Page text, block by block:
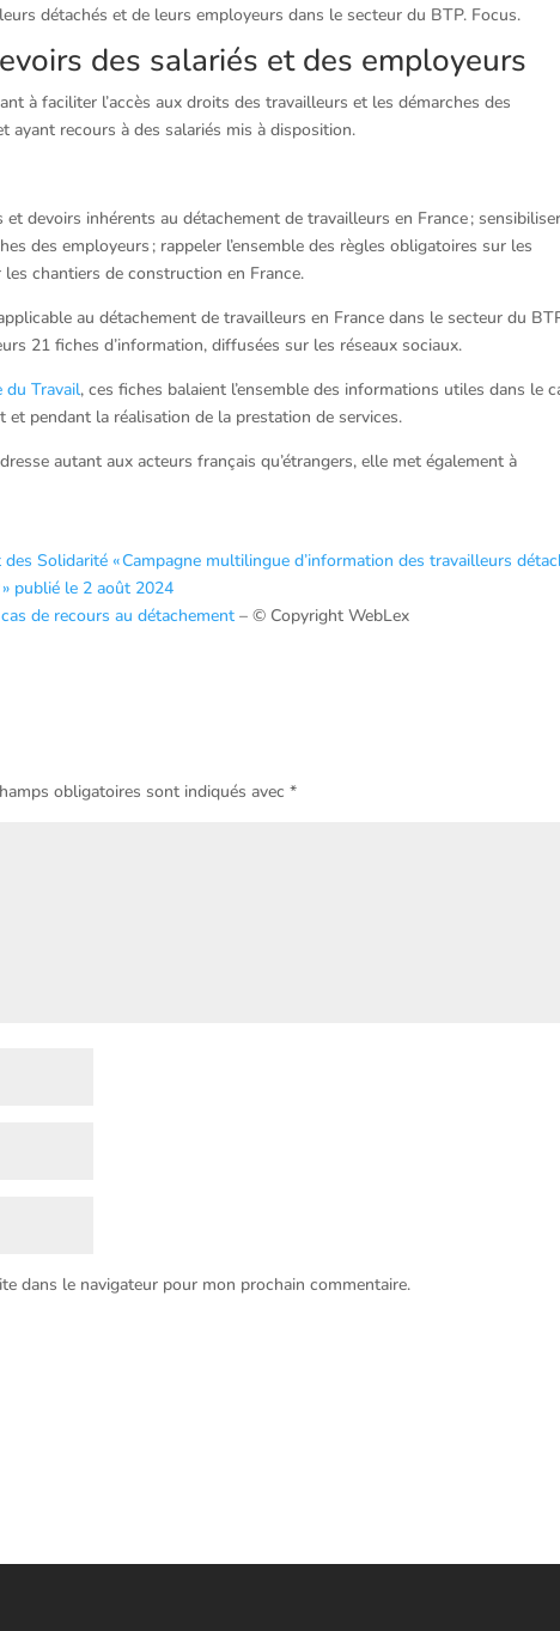
détachés et de leurs employeurs dans le secteur du BTP. Focus.
des salariés et des employeurs
à faciliter l’accès aux droits des travailleurs et les démarches des
recours à des salariés mis à disposition.
devoirs inhérents au détachement de travailleurs en France ;
des employeurs ; rappeler l’ensemble des règles obligatoires sur les
chantiers de construction en France.
au détachement de travailleurs en France dans le secteur du
21 fiches d’information, diffusées sur les réseaux sociaux.
du Travail, ces fiches balaient l’ensemble des informations utiles dans le
pendant la réalisation de la prestation de services.
autant aux acteurs français qu’étrangers, elle met également à
Solidarité « Campagne multilingue d’information des travailleurs
publié le 2 août 2024
de recours au détachement – © Copyright WebLex
obligatoires sont indiqués avec*
dans le navigateur pour mon prochain commentaire.